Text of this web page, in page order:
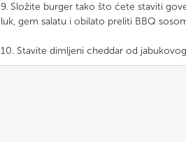
9. Složite burger tako što ćete staviti
luk, gem salatu i obilato preliti BBQ
10. Stavite dimljeni cheddar od